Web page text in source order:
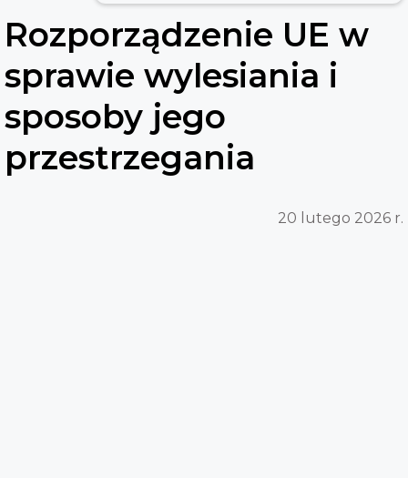
Rozporządzenie UE w
sprawie wylesiania i
sposoby jego
przestrzegania
20 lutego 2026 r.